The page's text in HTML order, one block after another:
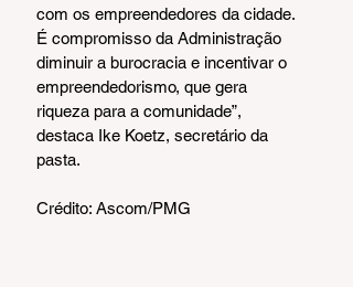
com os empreendedores da cidade.
É compromisso da Administração
diminuir a burocracia e incentivar o
empreendedorismo, que gera
riqueza para a comunidade”,
destaca Ike Koetz, secretário da
pasta.
Crédito: Ascom/PMG